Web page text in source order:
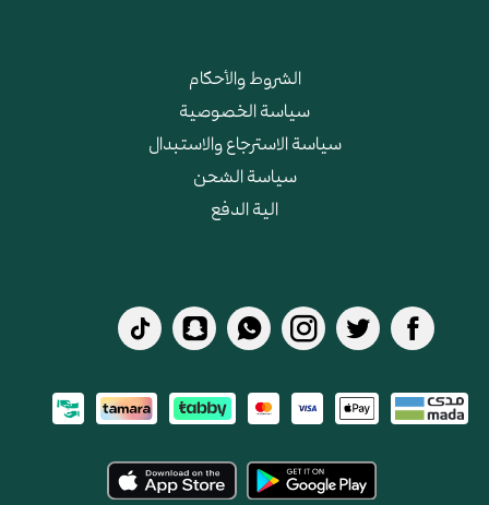
الشروط والأحكام
سياسة الخصوصية
سياسة الاسترجاع والاستبدال
سياسة الشحن
الية الدفع